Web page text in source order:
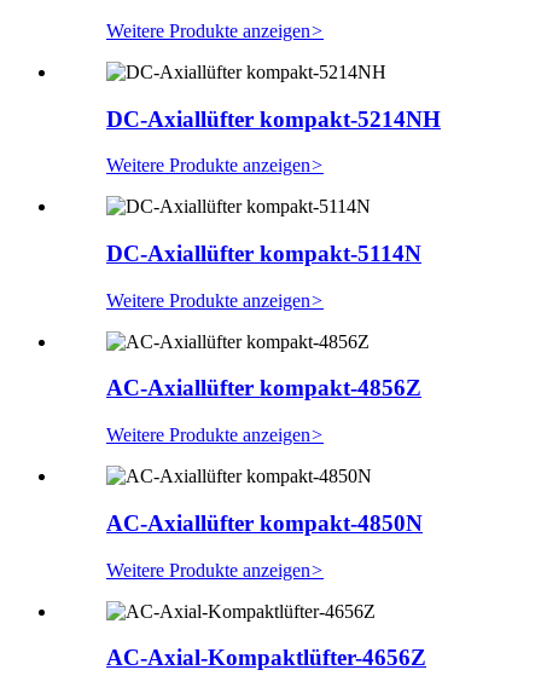
Weitere Produkte anzeigen>
DC-Axiallüfter kompakt-5214NH
Weitere Produkte anzeigen>
DC-Axiallüfter kompakt-5114N
Weitere Produkte anzeigen>
AC-Axiallüfter kompakt-4856Z
Weitere Produkte anzeigen>
AC-Axiallüfter kompakt-4850N
Weitere Produkte anzeigen>
AC-Axial-Kompaktlüfter-4656Z